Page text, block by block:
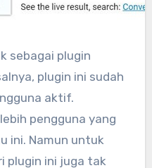
sebagai plugin
plugin ini sudah
aktif.
pengguna yang
ini. Namun untuk
plugin ini juga tak